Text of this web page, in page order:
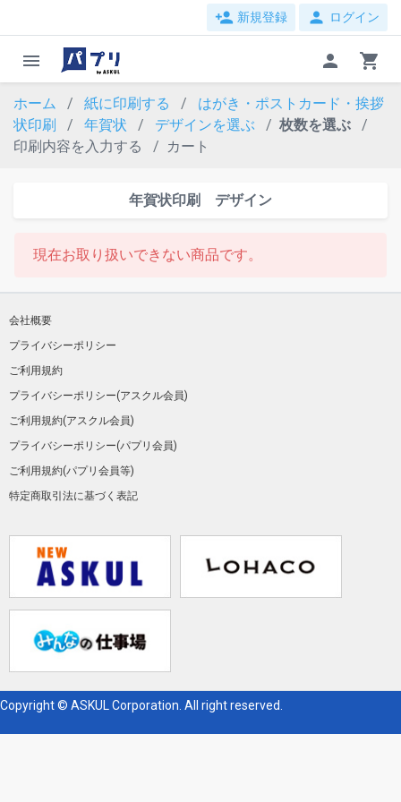
person_add 新規登録 person ログイン
menu person shopping_cart
ホーム 紙に印刷する
はがき・ポストカード・挨拶
状印刷
年賀状 デザインを選ぶ
枚数を選ぶ
印刷内容を入力する
カート
年賀状印刷 デザイン
現在お取り扱いできない商品です。
会社概要
プライバシーポリシー
ご利用規約
プライバシーポリシー(アスクル会員)
ご利用規約(アスクル会員)
プライバシーポリシー(パプリ会員)
ご利用規約(パプリ会員等)
特定商取引法に基づく表記
Copyright © ASKUL Corporation. All right reserved.